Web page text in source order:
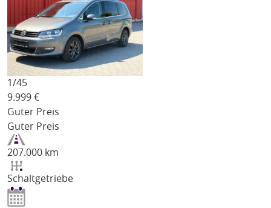
1/45
9.999 €
Guter Preis
Guter Preis
207.000 km
Schaltgetriebe